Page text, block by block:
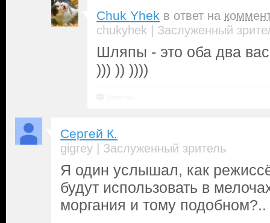
Chuk Yhek в ответ на
chukyhek | Заслуженный
Шляпы - это оба два вас
))) )) ))))
Сергей К.
gigrey | Заслуженный зритель
Я один услышал, как
будут использовать в
моргания и тому подобном?..